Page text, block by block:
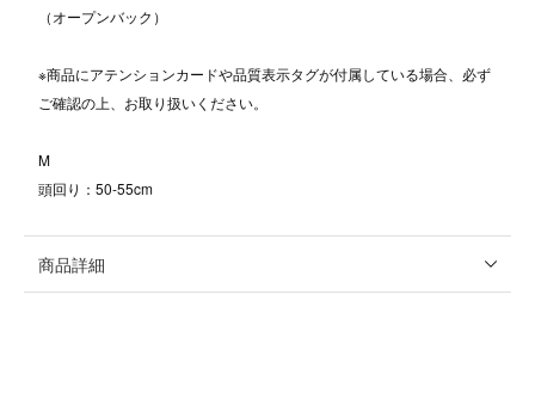
（オープンバック）
※商品にアテンションカードや品質表示タグが付属している場合、必ず
ご確認の上、お取り扱いください。
M
頭回り：50-55cm
商品詳細